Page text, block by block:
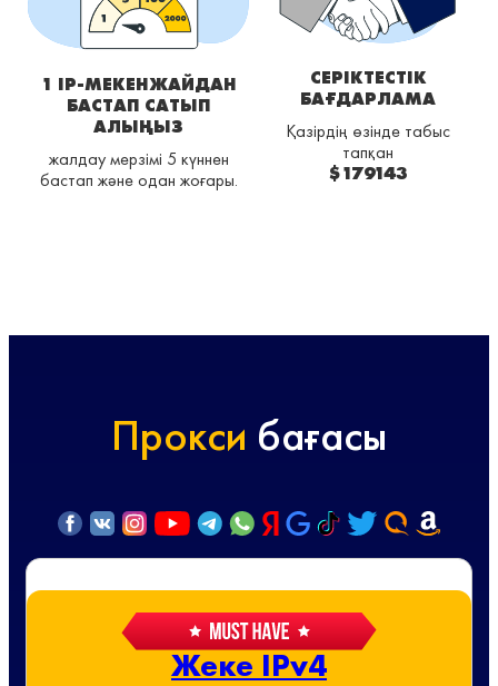
1 IP-МЕКЕНЖАЙДАН
БАСТАП САТЫП
АЛЫҢЫЗ
жалдау мерзімі 5 күннен
бастап және одан жоғары.
СЕРІКТЕСТІК
БАҒДАРЛАМА
Қазірдің өзінде табыс
тапқан
$179143
Прокси бағасы
Жеке IPv4